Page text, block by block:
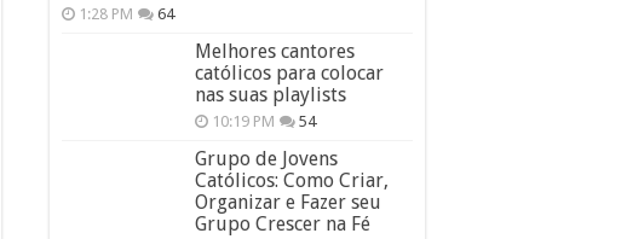
1:28 PM 64
Melhores cantores
católicos para colocar
nas suas playlists
10:19 PM 54
Grupo de Jovens
Católicos: Como Criar,
Organizar e Fazer seu
Grupo Crescer na Fé